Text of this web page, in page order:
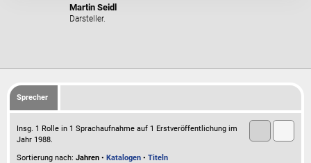
Martin Seidl
Darsteller.
Sprecher
Insg. 1 Rolle in 1 Sprachaufnahme auf 1 Erstveröffentlichung im
Jahr 1988.
Sortierung nach: Jahren • Katalogen • Titeln